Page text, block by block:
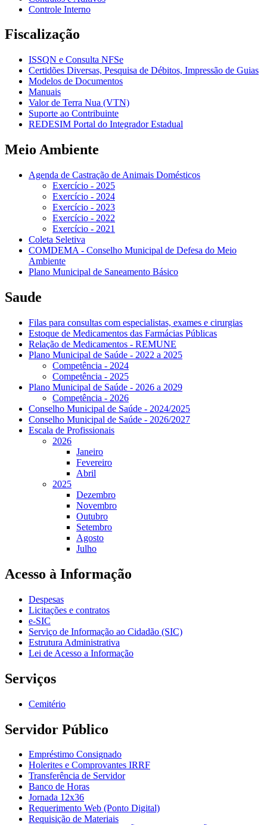
Controle Interno
Fiscalização
ISSQN e Consulta NFSe
Certidões Diversas, Pesquisa de Débitos, Impressão de Guias
Modelos de Documentos
Manuais
Valor de Terra Nua (VTN)
Suporte ao Contribuinte
REDESIM Portal do Integrador Estadual
Meio Ambiente
Agenda de Castração de Animais Domésticos
Exercício - 2025
Exercício - 2024
Exercício - 2023
Exercício - 2022
Exercício - 2021
Coleta Seletiva
COMDEMA - Conselho Municipal de Defesa do Meio
Ambiente
Plano Municipal de Saneamento Básico
Saude
Filas para consultas com especialistas, exames e cirurgias
Estoque de Medicamentos das Farmácias Públicas
Relação de Medicamentos - REMUNE
Plano Municipal de Saúde - 2022 a 2025
Competência - 2024
Competência - 2025
Plano Municipal de Saúde - 2026 a 2029
Competência - 2026
Conselho Municipal de Saúde - 2024/2025
Conselho Municipal de Saúde - 2026/2027
Escala de Profissionais
2026
Janeiro
Fevereiro
Abril
2025
Dezembro
Novembro
Outubro
Setembro
Agosto
Julho
Acesso à Informação
Despesas
Licitações e contratos
e-SIC
Serviço de Informação ao Cidadão (SIC)
Estrutura Administrativa
Lei de Acesso a Informação
Serviços
Cemitério
Servidor Público
Empréstimo Consignado
Holerites e Comprovantes IRRF
Transferência de Servidor
Banco de Horas
Jornada 12x36
Requerimento Web (Ponto Digital)
Requisição de Materiais